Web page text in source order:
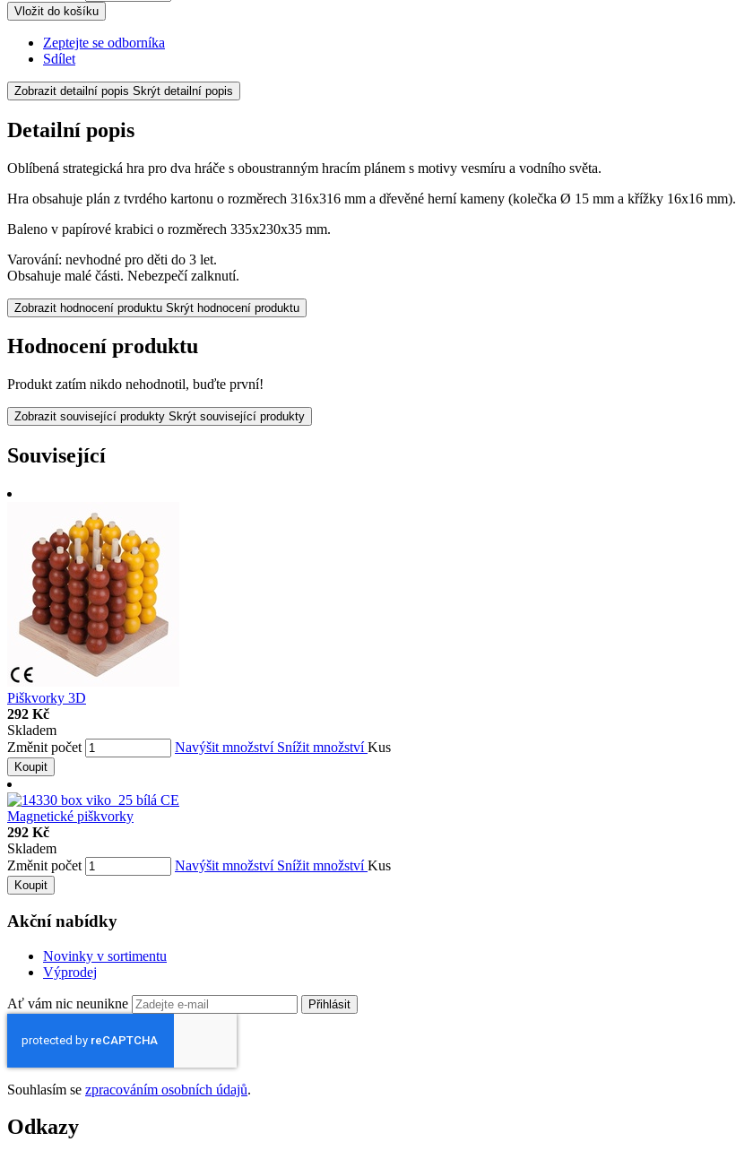
Vložit do košíku
Zeptejte se odborníka
Sdílet
Zobrazit detailní popis Skrýt detailní popis
Detailní popis
Oblíbená strategická hra pro dva hráče s oboustranným hracím plánem s motivy vesmíru a vodního světa.
Hra obsahuje plán z tvrdého kartonu o rozměrech 316x316 mm a dřevěné herní kameny (kolečka Ø 15 mm a křížky 16x16 mm).
Baleno v papírové krabici o rozměrech 335x230x35 mm.
Varování: nevhodné pro děti do 3 let.
Obsahuje malé části. Nebezpečí zalknutí.
Zobrazit hodnocení produktu Skrýt hodnocení produktu
Hodnocení produktu
Produkt zatím nikdo nehodnotil, buďte první!
Zobrazit související produkty Skrýt související produkty
Související
Piškvorky 3D
292 Kč
Skladem
Změnit počet
Navýšit množství Snížit množstvíKus
Koupit
Magnetické piškvorky
292 Kč
Skladem
Změnit počet
Navýšit množství Snížit množstvíKus
Koupit
Akční nabídky
Novinky v sortimentu
Výprodej
Ať vám nic neunikne Přihlásit
Souhlasím se zpracováním osobních údajů.
Odkazy